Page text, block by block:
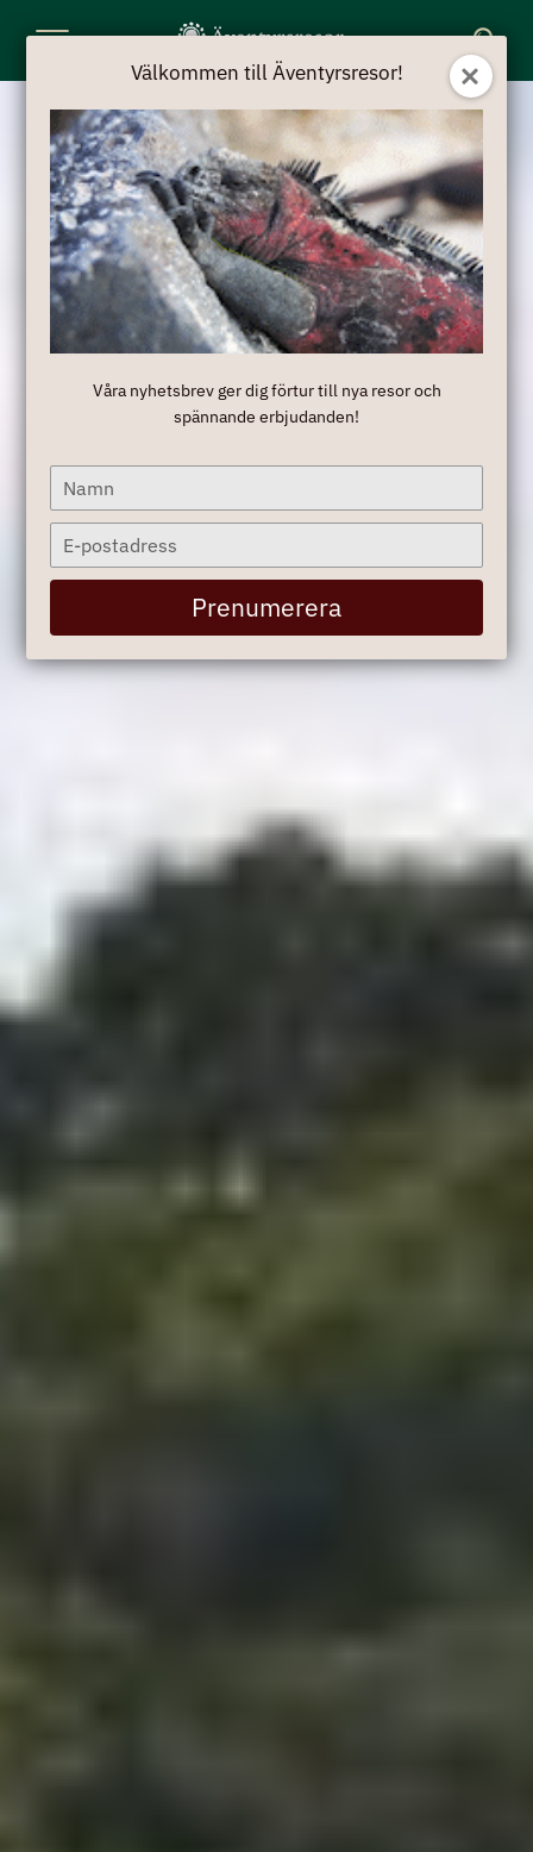
Välkommen till Äventyrsresor!
Våra nyhetsbrev ger dig förtur till nya resor och
spännande erbjudanden!
Type
your
name
Type
your
email
Prenumerera